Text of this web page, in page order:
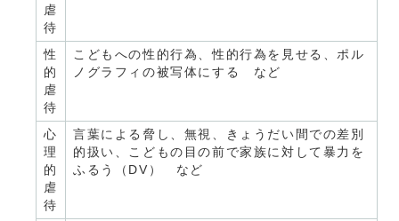
虐
待
性
的
虐
待
こどもへの性的行為、性的行為を見せる、ポル
ノグラフィの被写体にする など
心
理
的
虐
待
言葉による脅し、無視、きょうだい間での差別
的扱い、こどもの目の前で家族に対して暴力を
ふるう（DV） など